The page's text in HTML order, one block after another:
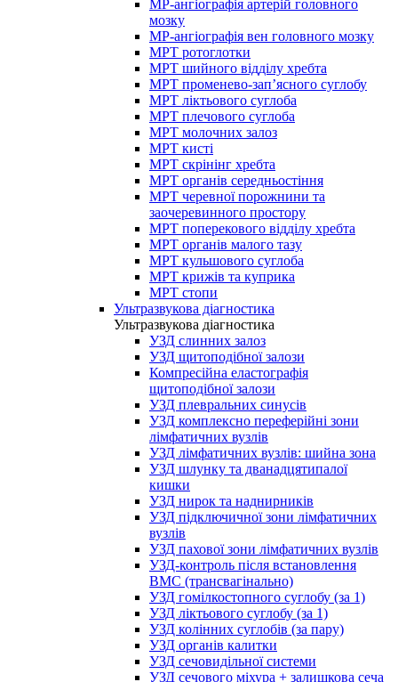
МР-ангіографія артерій головного
мозку
МР-ангіографія вен головного мозку
МРТ ротоглотки
МРТ шийного відділу хребта
МРТ променево-зап’ясного суглобу
МРТ ліктьового суглоба
МРТ плечового суглоба
МРТ молочних залоз
МРТ кисті
МРТ скрінінг хребта
МРТ органів середньостіння
МРТ черевної порожнини та
заочеревинного простору
МРТ поперекового відділу хребта
МРТ органів малого тазу
МРТ кульшового суглоба
МРТ крижів та куприка
МРТ стопи
Ультразвукова діагностика
Ультразвукова діагностика
УЗД слинних залоз
УЗД щитоподібної залози
Компресійна еластографія
щитоподібної залози
УЗД плевральних синусів
УЗД комплексно переферійні зони
лімфатичних вузлів
УЗД лімфатичних вузлів: шийна зона
УЗД шлунку та дванадцятипалої
кишки
УЗД нирок та наднирників
УЗД підключичної зони лімфатичних
вузлів
УЗД пахової зони лімфатичних вузлів
УЗД-контроль після встановлення
ВМС (трансвагінально)
УЗД гомілкостопного суглобу (за 1)
УЗД ліктьового суглобу (за 1)
УЗД колінних суглобів (за пару)
УЗД органів калитки
УЗД сечовидільної системи
УЗД сечового міхура + залишкова сеча